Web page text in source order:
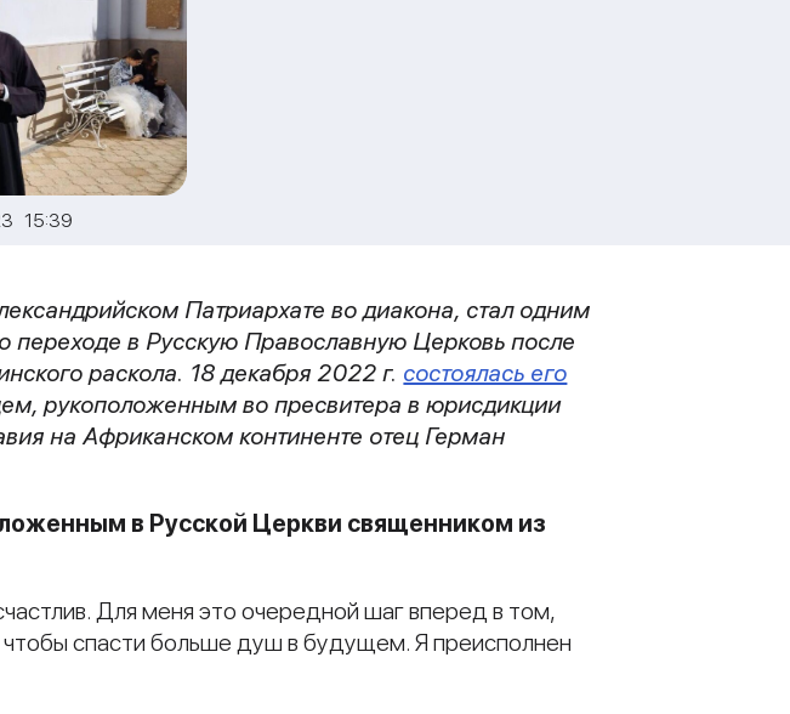
15:39
Патриархате во диакона, стал одним
переходе в Русскую Православную Церковь после
раскола. 18 декабря 2022 г. состоялась его
рукоположенным во пресвитера в юрисдикции
на Африканском континенте отец Герман
в Русской Церкви священником из
Для меня это очередной шаг вперед в том,
чтобы спасти больше душ в будущем. Я преисполнен